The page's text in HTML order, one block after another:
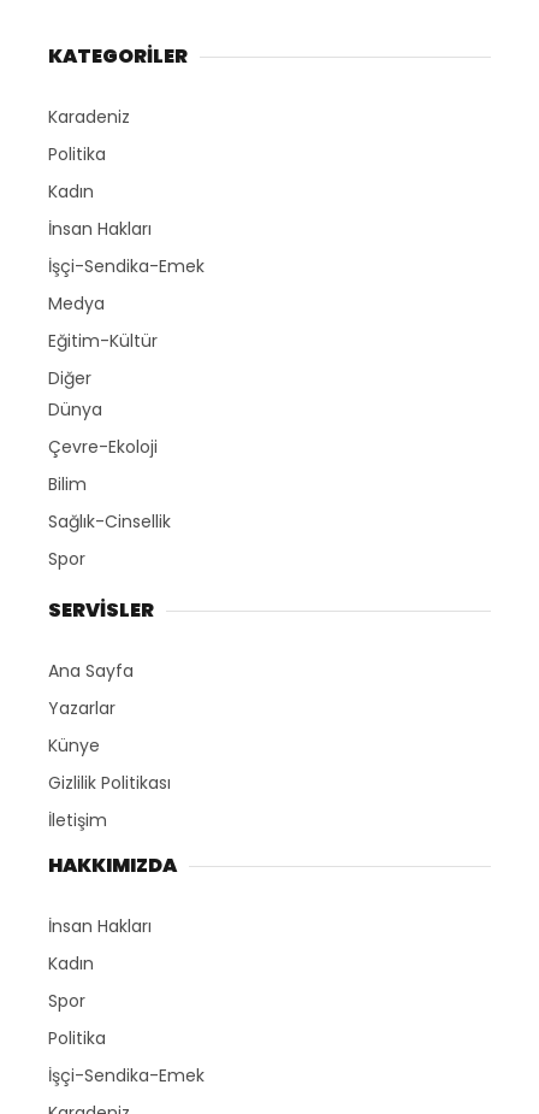
KATEGORİLER
Karadeniz
Politika
Kadın
İnsan Hakları
İşçi-Sendika-Emek
Medya
Eğitim-Kültür
Diğer
Dünya
Çevre-Ekoloji
Bilim
Sağlık-Cinsellik
Spor
SERVİSLER
Ana Sayfa
Yazarlar
Künye
Gizlilik Politikası
İletişim
HAKKIMIZDA
İnsan Hakları
Kadın
Spor
Politika
İşçi-Sendika-Emek